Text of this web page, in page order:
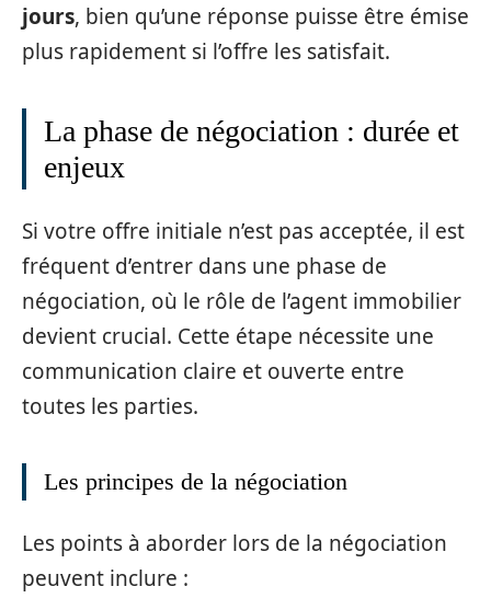
jours, bien qu’une réponse puisse être émise
plus rapidement si l’offre les satisfait.
La phase de négociation : durée et
enjeux
Si votre offre initiale n’est pas acceptée, il est
fréquent d’entrer dans une phase de
négociation, où le rôle de l’agent immobilier
devient crucial. Cette étape nécessite une
communication claire et ouverte entre
toutes les parties.
Les principes de la négociation
Les points à aborder lors de la négociation
peuvent inclure :